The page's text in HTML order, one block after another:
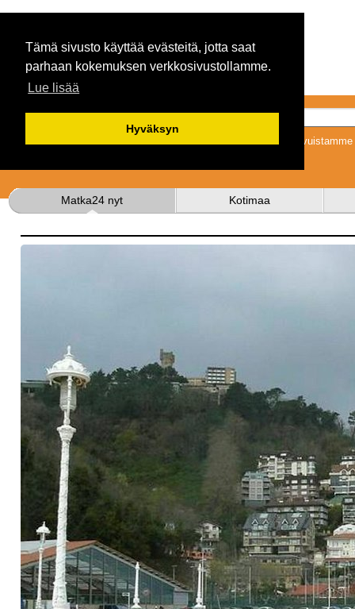
Tämä sivusto käyttää evästeitä, jotta saat
parhaan kokemuksen verkkosivustollamme.
Lue lisää
Hyväksyn
Tykkäämällä
Matka24 nyt Kotimaa